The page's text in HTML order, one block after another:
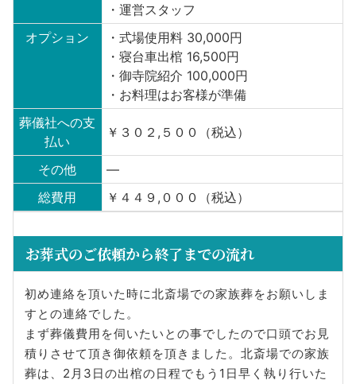
・運営スタッフ
オプション
・式場使用料 30,000円
・寝台車出棺 16,500円
・御寺院紹介 100,000円
・お料理はお客様が準備
葬儀社への支
払い
￥３０２,５００（税込）
その他
—
総費用
￥４４９,０００（税込）
お葬式のご依頼から終了までの流れ
初め連絡を頂いた時に北斎場での家族葬をお願いしま
すとの連絡でした。
まず葬儀費用を伺いたいとの事でしたので口頭でお見
積りさせて頂き御依頼を頂きました。北斎場での家族
葬は、2月3日の出棺の日程でもう1日早く執り行いた